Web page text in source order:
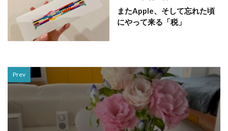
またApple、そして忘れた頃
にやって来る「税」
Prev